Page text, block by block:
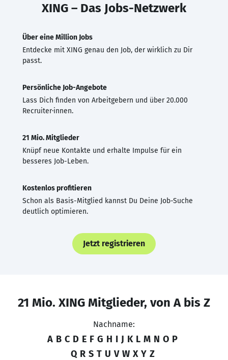
XING – Das Jobs-Netzwerk
Über eine Million Jobs
Entdecke mit XING genau den Job, der wirklich zu Dir
passt.
Persönliche Job-Angebote
Lass Dich finden von Arbeitgebern und über 20.000
Recruiter·innen.
21 Mio. Mitglieder
Knüpf neue Kontakte und erhalte Impulse für ein
besseres Job-Leben.
Kostenlos profitieren
Schon als Basis-Mitglied kannst Du Deine Job-Suche
deutlich optimieren.
Jetzt registrieren
21 Mio. XING Mitglieder, von A bis Z
Nachname:
A B C D E F G H I J K L M N O P
Q R S T U V W X Y Z